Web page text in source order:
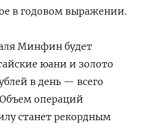
в годовом выражении.
Минфин будет
юани и золото
в день — всего
операций
станет рекордным